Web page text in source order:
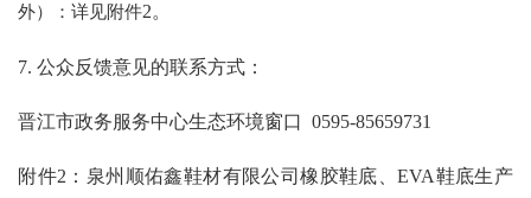
外）：详见附件2。
7. 公众反馈意见的联系方式：
晋江市政务服务中心生态环境窗口 0595-85659731
附件2 ：泉州顺佑鑫鞋材有限公司橡胶鞋底、EVA鞋底生产